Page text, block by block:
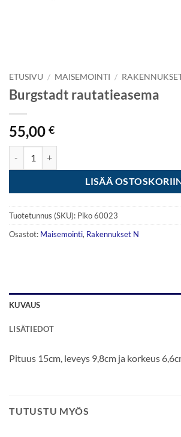
ETUSIVU / MAISEMOINTI /
Burgstadt rautatieasema
55,00 €
LISÄÄ
Tuotetunnus (SKU): Piko 60023
Osastot: Maisemointi, Rakennukset N
KUVAUS
LISÄTIEDOT
Pituus 15cm, leveys 9,8cm ja korkeus
TUTUSTU MYÖS